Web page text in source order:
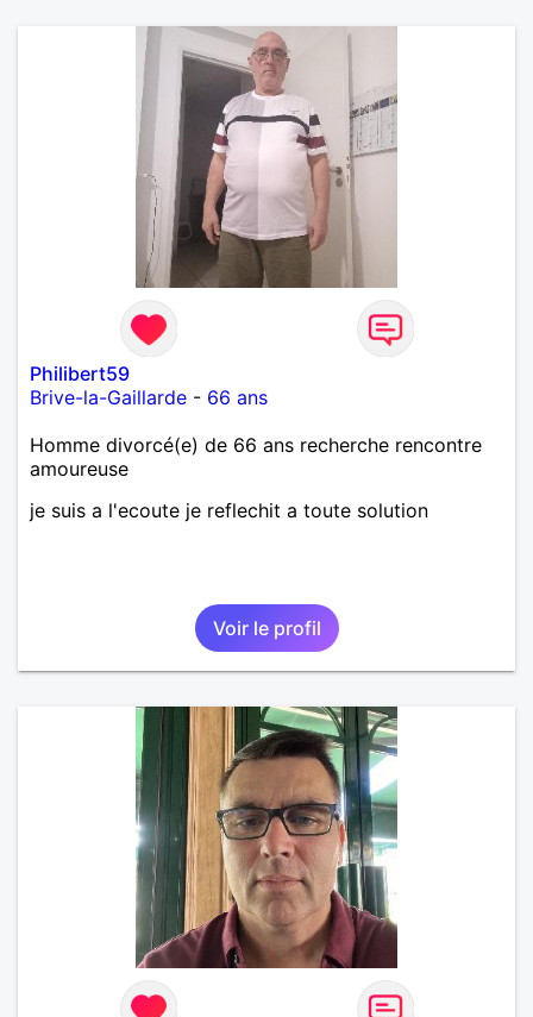
Philibert59
Brive-la-Gaillarde - 66 ans
Homme divorcé(e) de 66 ans recherche rencontre
amoureuse
je suis a l'ecoute je reflechit a toute solution
Voir le profil